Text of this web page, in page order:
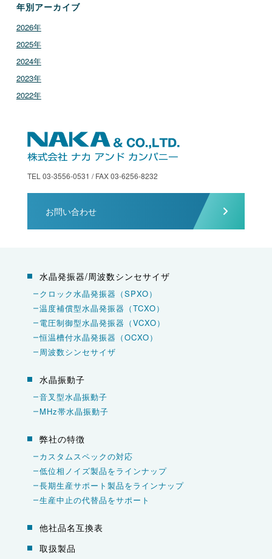
年別アーカイブ
2026年
2025年
2024年
2023年
2022年
TEL 03-3556-0531 / FAX 03-6256-8232
お問い合わせ
水晶発振器/周波数シンセサイザ
クロック水晶発振器（SPXO）
温度補償型水晶発振器（TCXO）
電圧制御型水晶発振器（VCXO）
恒温槽付水晶発振器（OCXO）
周波数シンセサイザ
水晶振動子
音叉型水晶振動子
MHz帯水晶振動子
弊社の特徴
カスタムスペックの対応
低位相ノイズ製品をラインナップ
長期生産サポート製品をラインナップ
生産中止の代替品をサポート
他社品名互換表
取扱製品